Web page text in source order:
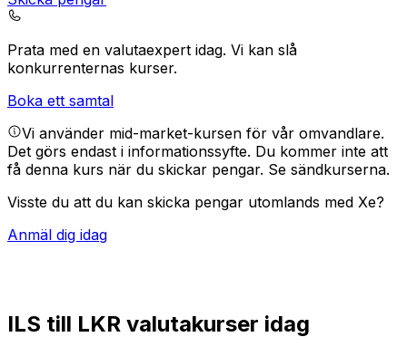
Prata med en valutaexpert idag. Vi kan slå
konkurrenternas kurser.
Boka ett samtal
Vi använder mid-market-kursen för vår omvandlare.
Det görs endast i informationssyfte. Du kommer inte att
få denna kurs när du skickar pengar. Se sändkurserna.
Visste du att du kan skicka pengar utomlands med Xe?
Anmäl dig idag
ILS till LKR valutakurser idag